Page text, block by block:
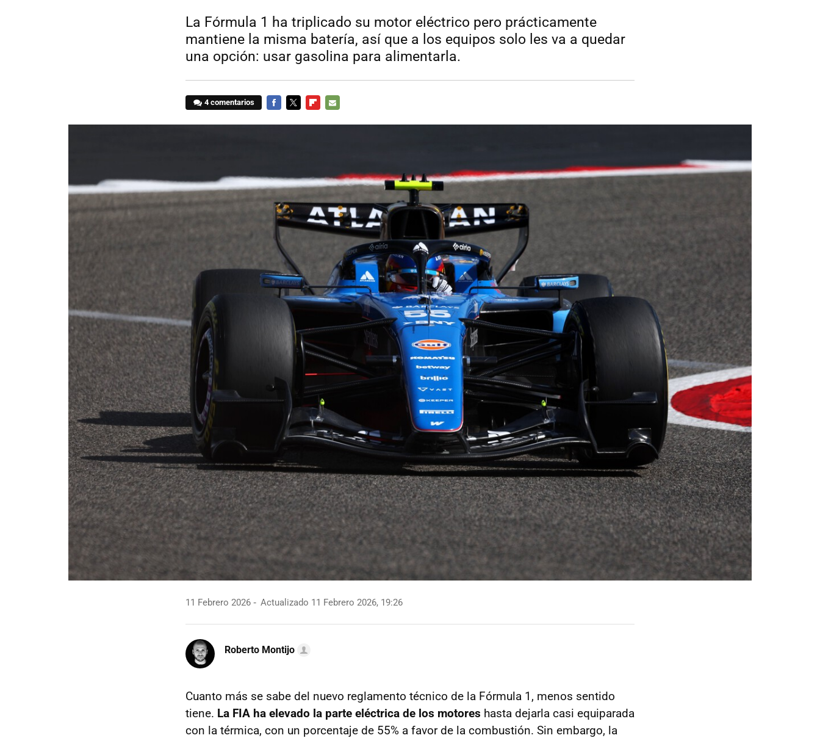
La Fórmula 1 ha triplicado su motor eléctrico pero prácticamente
mantiene la misma batería, así que a los equipos solo les va a quedar
una opción: usar gasolina para alimentarla.
4 comentarios
11 Febrero 2026 Actualizado 11 Febrero 2026, 19:26
Roberto Montijo
Cuanto más se sabe del nuevo reglamento técnico de la Fórmula 1, menos sentido
tiene. La FIA ha elevado la parte eléctrica de los motores hasta dejarla casi equiparada
con la térmica, con un porcentaje de 55% a favor de la combustión. Sin embargo, la